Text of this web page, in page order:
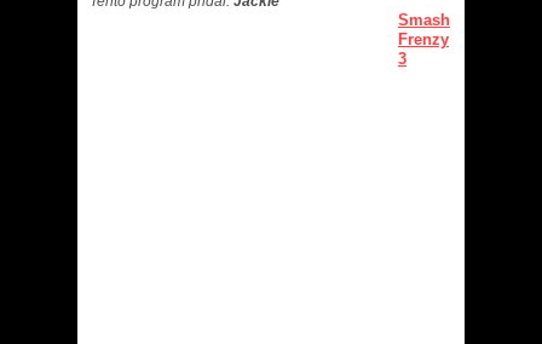
Smash
Frenzy
3